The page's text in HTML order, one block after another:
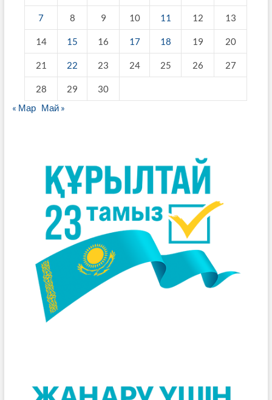
7 8 9 10 11 12 13
14 15 16 17 18 19 20
21 22 23 24 25 26 27
28 29
30
« Мар Май »